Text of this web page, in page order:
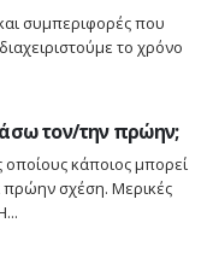
συμπεριφορές που
το χρόνο
τον/την πρώην;
οποίους κάποιος μπορεί
πρώην σχέση. Μερικές